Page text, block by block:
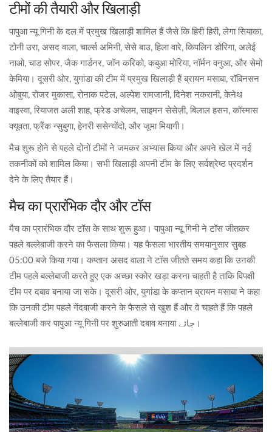
टीमों की तैयारी और खिलाड़ी
पापुआ न्यू गिनी के दल में प्रमुख खिलाड़ी शामिल हैं जैसे कि हिरी हिरी, लेगा सियाका,
टोनी उरा, असद वाला, चार्ल्स अमिनी, सेसे बाउ, हिला वारे, किपलिन डोरिगा, अलेई
नाओ, चाड सोपर, जैक गार्डनर, जॉन करिको, कबुआ मोरिया, नॉर्मन वनुआ, और सेमो
केमिया। दूसरी ओर, युगांडा की टीम में प्रमुख खिलाड़ी हैं ब्रायन मसाबा, रॉबिनसन
ओबुया, रोजर मुकासा, रोनाक पटेल, अल्पेश रामजानी, दिनेश नकरानी, केनेथ
वाइस्वा, रियाजत अली शाह, फ्रेड अचेलम, साइमन सेसेज़ी, बिलाल हसन, कॉस्मास
क्यूवता, फ्रैंक न्सुबुगा, हेनरी ससेन्योंदो, और जूमा मियागी।
मैच शुरू होने से पहले दोनों टीमों ने जमकर अभ्यास किया और अपने खेल में नई
तकनीकों को शामिल किया। सभी खिलाड़ी अपनी टीम के लिए सर्वश्रेष्ठ प्रदर्शन
देने के लिए तैयार हैं।
मैच का प्रारंभिक दौर और टॉस
मैच का प्रारंभिक दौर टॉस के साथ शुरू हुआ। पापुआ न्यू गिनी ने टॉस जीतकर
पहले बल्लेबाजी करने का फैसला किया। यह फैसला भारतीय समयानुसार सुबह
05:00 बजे किया गया। कप्तान असद वाला ने टॉस जीतते समय कहा कि उनकी
टीम पहले बल्लेबाजी करते हुए एक अच्छा स्कोर खड़ा करना चाहती है ताकि विपक्षी
टीम पर दबाव बनाया जा सके। दूसरी ओर, युगांडा के कप्तान ब्रायन मसाबा ने कहा
कि उनकी टीम पहले गेंदबाजी करने के फैसले से खुश हैं और वे चाहते हैं कि पहले
बल्लेबाजी कर पापुआ न्यू गिनी पर शुरुआती दबाव बनाया جائے।